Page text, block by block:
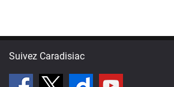
Suivez Caradisiac